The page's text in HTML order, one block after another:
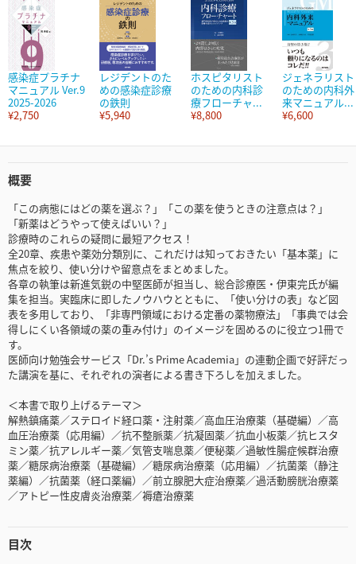
感染症プラチナ
マニュアル Ver.9
2025-2026
¥2,750
レジデントのた
めの感染症診療
の鉄則
¥5,940
ホスピタリスト
のための内科診
療フローチャ...
¥8,800
ジェネラリスト
のための内科外
来マニュアル...
¥6,600
概要
「この病態にはどの薬を選ぶ？」「この薬を使うときの注意点は？」
「新薬はどうやって使えばいい？」
診療時のこれらの疑問に最短アクセス！
全20章、疾患や薬効分類別に、これだけは知っておきたい「基本薬」に
焦点を絞り、使い分けや留意点をまとめました。
各章の執筆は新進気鋭の中堅医師が担当し、総合診療医・伊東完氏が編
集を担当。実臨床に即したノウハウとともに、「使い分けの表」など図
表を多用しており、「非専門領域における定番の薬物療法」「事典では会
得しにくい各領域の薬の重み付け」のイメージを固めるのに役立つ1冊で
す。
医師向け勉強会サービス「Dr.’s Prime Academia」の連動企画で好評だっ
た講演を基に、それぞれの演者による書き下ろしを加えました。
＜本書で取り上げるテーマ＞
解熱鎮痛薬／ステロイド経口薬・注射薬／高血圧治療薬（基礎編）／高
血圧治療薬（応用編）／抗不整脈薬／抗凝固薬／抗血小板薬／抗ヒスタ
ミン薬／抗アレルギー薬／気管支喘息薬／便秘薬／過敏性腸症候群治療
薬／糖尿病治療薬（基礎編）／糖尿病治療薬（応用編）／抗菌薬（静注
薬編）／抗菌薬（経口薬編）／前立腺肥大症治療薬／過活動膀胱治療薬
／アトピー性皮膚炎治療薬／褥瘡治療薬
目次